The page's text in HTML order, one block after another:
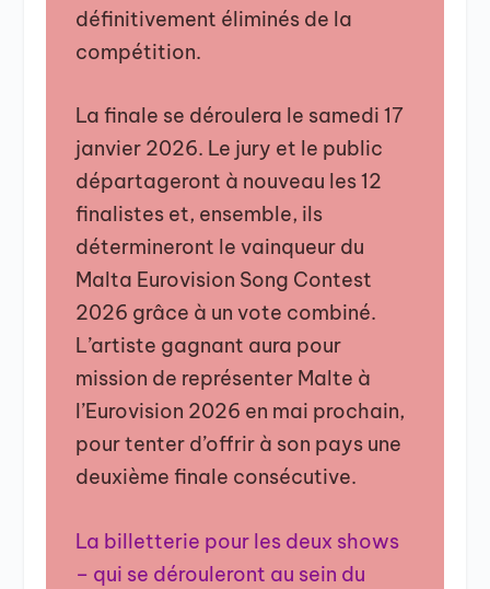
définitivement éliminés de la
compétition.
La finale se déroulera le samedi 17
janvier 2026. Le jury et le public
départageront à nouveau les 12
finalistes et, ensemble, ils
détermineront le vainqueur du
Malta Eurovision Song Contest
2026 grâce à un vote combiné.
L’artiste gagnant aura pour
mission de représenter Malte à
l’Eurovision 2026 en mai prochain,
pour tenter d’offrir à son pays une
deuxième finale consécutive.
La billetterie pour les deux shows
– qui se dérouleront au sein du